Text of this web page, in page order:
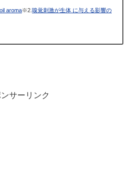
aroma※2. 嗅覚刺激が生体 に与える影響の
サーリンク